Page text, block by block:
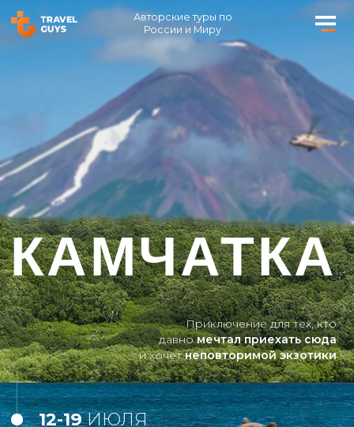
6-13СЕНТЯБРЯ
2-9АВГУСТА
12-19ИЮЛЯ
СМОТРЕТЬ МАРШРУТ
Приключение для тех, кто
давномечтал приехать сюда
и хочетнеповторимой экзотики
КАМЧАТКА
Авторские туры по
России и Миру